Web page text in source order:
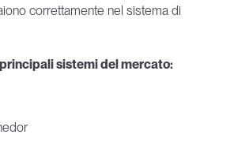
correttamente nel sistema di
sistemi del mercato: